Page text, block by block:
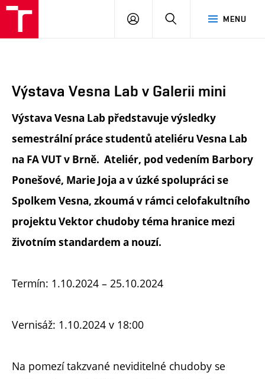
MENU
PŘIHLÁSIT
Výstava Vesna Lab v Galerii mini
Výstava Vesna Lab představuje výsledky
semestrální práce studentů ateliéru Vesna Lab
na FA VUT v Brně. Ateliér, pod vedením Barbory
Ponešové, Marie Joja a v úzké spolupráci se
Spolkem Vesna, zkoumá v rámci celofakultního
projektu Vektor chudoby téma hranice mezi
životním standardem a nouzí.
Termín: 1.10.2024 – 25.10.2024
Vernisáž: 1.10.2024 v 18:00
Na pomezí takzvané neviditelné chudoby se